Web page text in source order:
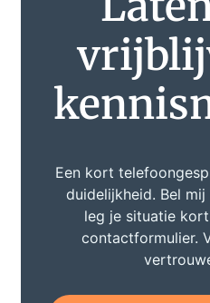
Een kort
duidelijkheid. Bel
leg je situatie
contactformulier.